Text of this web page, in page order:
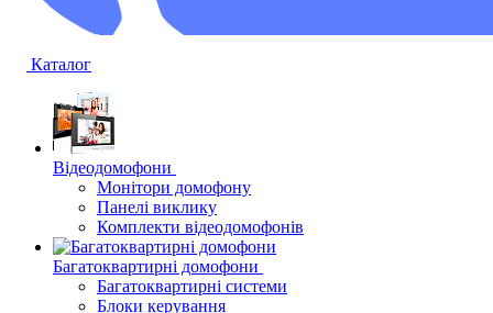
Каталог
Відеодомофони
Монітори домофону
Панелі виклику
Комплекти відеодомофонів
Багатоквартирні домофони
Багатоквартирні системи
Блоки керування